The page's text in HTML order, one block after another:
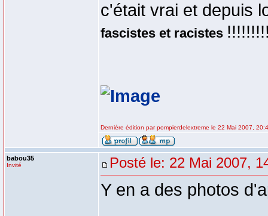
c'était vrai et depuis
fascistes et racistes
Dernière édition par pompierdelextreme le 22 Mai 2007,
babou35
Invité Posté le: 22 Mai 2007,
Y en a des photos